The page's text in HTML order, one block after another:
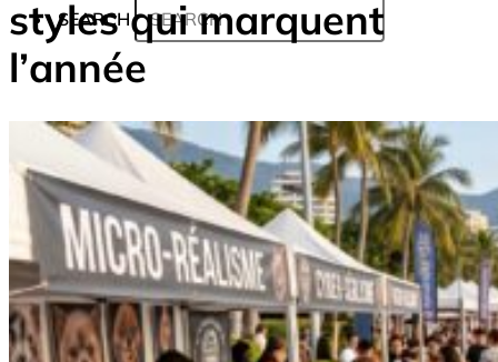
SEARCH
styles qui marquent
l’année